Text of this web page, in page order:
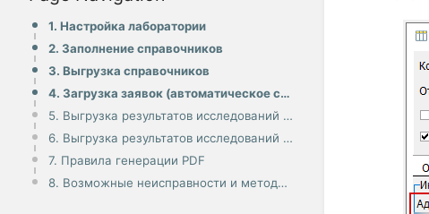
1. Настройка лаборатории
2. Заполнение справочников
3. Выгрузка справочников
4. Загрузка заявок (автоматическое создание направлений)
5. Выгрузка результатов исследований (FTP-сервер)
6. Выгрузка результатов исследований на электронную почту
7. Правила генерации PDF
8. Возможные неисправности и методы их решения